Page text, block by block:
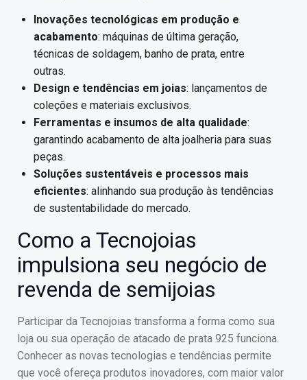
Inovações tecnológicas em produção e
acabamento: máquinas de última geração,
técnicas de soldagem, banho de prata, entre
outras.
Design e tendências em joias: lançamentos de
coleções e materiais exclusivos.
Ferramentas e insumos de alta qualidade:
garantindo acabamento de alta joalheria para suas
peças.
Soluções sustentáveis e processos mais
eficientes: alinhando sua produção às tendências
de sustentabilidade do mercado.
Como a Tecnojoias
impulsiona seu negócio de
revenda de semijoias
Participar da Tecnojoias transforma a forma como sua
loja ou sua operação de atacado de prata 925 funciona.
Conhecer as novas tecnologias e tendências permite
que você ofereça produtos inovadores, com maior valor